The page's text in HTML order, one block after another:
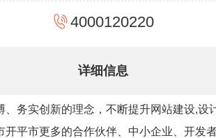
4000120220
详细信息
务实创新的理念，不断提升网站建设,
平市更多的合作伙伴、中小企业、开发